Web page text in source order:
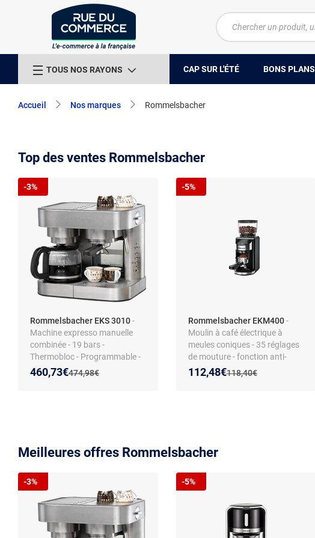
TOUS NOS RAYONS CAP SUR L'ÉTÉ BONS PLANS
Accueil Nos marques Rommelsbacher
Top des ventes Rommelsbacher
Rommelsbacher EKS 3010-
Machine expresso manuelle
combinée - 19 bars -
Thermobloc - Programmable -
Mousseur à lait - Arrêt
automatique - Filtre permanent
Ancien prix :
474,98€
Nouveau prix :
460,73€
Réduction de :
-3%
Rommelsbacher EKM400-
Moulin à café électrique à
meules coniques - 35 réglages
de mouture - fonction anti-
statique - support porte-filtre
amovible - commande tactile
Ancien prix :
118,40€
Nouveau prix :
112,48€
Réduction de :
-5%
Meilleures offres Rommelsbacher
-3% -5%